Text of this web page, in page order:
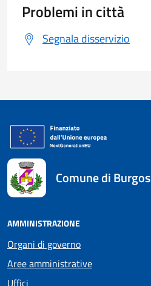
Problemi in città
Segnala disservizio
Comune di Burgos
AMMINISTRAZIONE
Organi di governo
Aree amministrative